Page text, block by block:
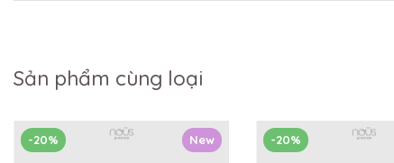
Sản phẩm cùng loại
New
-20% -20%